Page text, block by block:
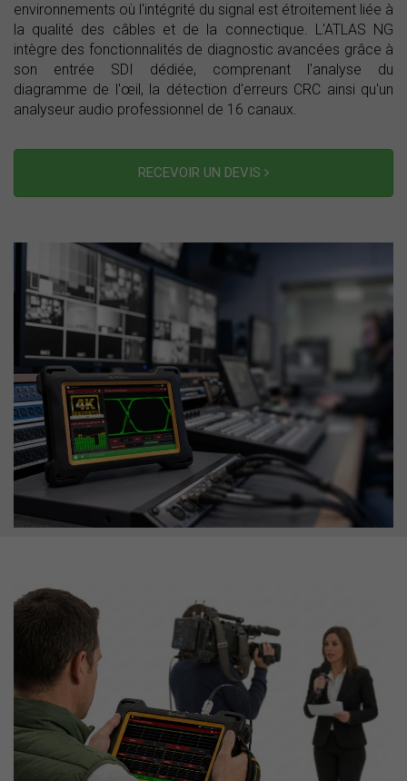
environnements où l'intégrité du signal est étroitement liée à
la qualité des câbles et de la connectique. L'ATLAS NG
intègre des fonctionnalités de diagnostic avancées grâce à
son entrée SDI dédiée, comprenant l'analyse du
diagramme de l'œil, la détection d'erreurs CRC ainsi qu'un
analyseur audio professionnel de 16 canaux.
RECEVOIR UN DEVIS